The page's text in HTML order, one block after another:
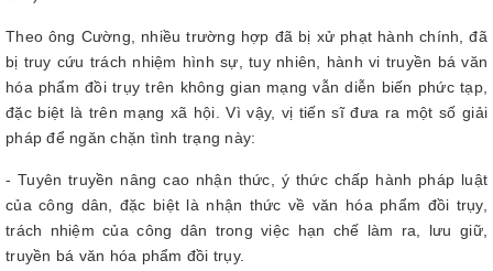
Theo ông Cường, nhiều trường hợp đã bị xử phạt hành chính, đã
bị truy cứu trách nhiệm hình sự, tuy nhiên, hành vi truyền bá văn
hóa phẩm đồi trụy trên không gian mạng vẫn diễn biến phức tạp,
đặc biệt là trên mạng xã hội. Vì vậy, vị tiến sĩ đưa ra một số giải
pháp để ngăn chặn tình trạng này:
- Tuyên truyền nâng cao nhận thức, ý thức chấp hành pháp luật
của công dân, đặc biệt là nhận thức về văn hóa phẩm đồi trụy,
trách nhiệm của công dân trong việc hạn chế làm ra, lưu giữ,
truyền bá văn hóa phẩm đồi trụy.